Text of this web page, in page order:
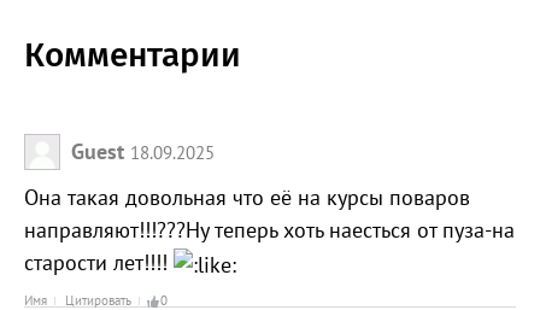
Комментарии
Guest 18.09.2025
Она такая довольная что её на курсы поваров
направляют!!!???Ну теперь хоть наесться от пуза-на
старости лет!!!!
Имя Цитировать 0